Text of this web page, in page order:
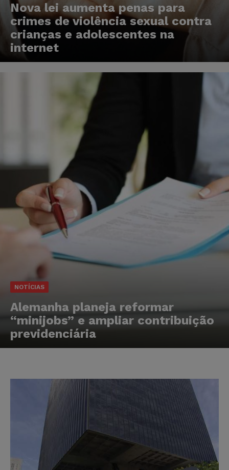
Nova lei aumenta penas para
crimes de violência sexual contra
crianças e adolescentes na
internet
NOTÍCIAS
Alemanha planeja reformar
“minijobs” e ampliar contribuição
previdenciária